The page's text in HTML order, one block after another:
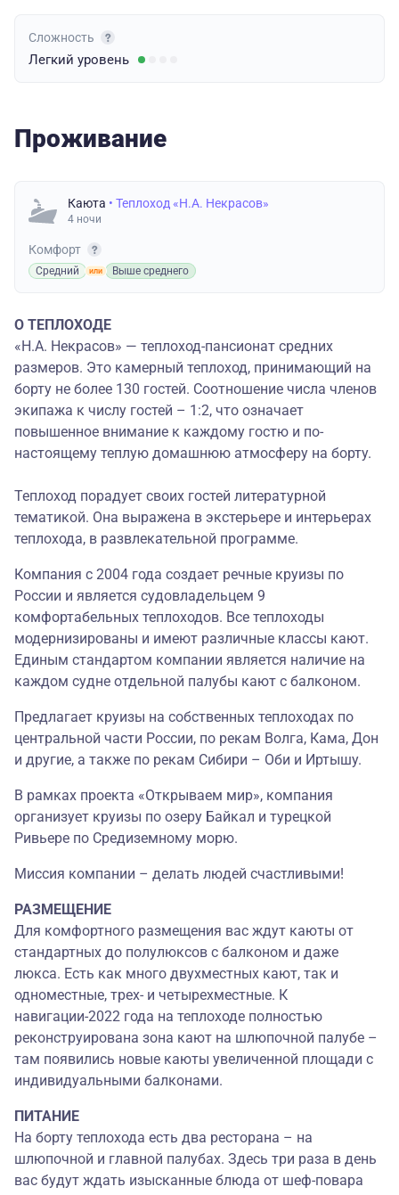
Сложность
Легкий уровень
Проживание
Каюта • Теплоход «Н.А. Некрасов»
4 ночи
Комфорт
Средний Выше среднего
О ТЕПЛОХОДЕ
«Н.А. Некрасов» — теплоход-пансионат средних
размеров. Это камерный теплоход, принимающий на
борту не более 130 гостей. Соотношение числа членов
экипажа к числу гостей – 1:2, что означает
повышенное внимание к каждому гостю и по-
настоящему теплую домашнюю атмосферу на борту.
Теплоход порадует своих гостей литературной
тематикой. Она выражена в экстерьере и интерьерах
теплохода, в развлекательной программе.
Компания с 2004 года создает речные круизы по
России и является судовладельцем 9
комфортабельных теплоходов. Все теплоходы
модернизированы и имеют различные классы кают.
Единым стандартом компании является наличие на
каждом судне отдельной палубы кают с балконом.
Предлагает круизы на собственных теплоходах по
центральной части России, по рекам Волга, Кама, Дон
и другие, а также по рекам Сибири – Оби и Иртышу.
В рамках проекта «Открываем мир», компания
организует круизы по озеру Байкал и турецкой
Ривьере по Средиземному морю.
Миссия компании – делать людей счастливыми!
РАЗМЕЩЕНИЕ
Для комфортного размещения вас ждут каюты от
стандартных до полулюксов с балконом и даже
люкса. Есть как много двухместных кают, так и
одноместные, трех- и четырехместные. К
навигации-2022 года на теплоходе полностью
реконструирована зона кают на шлюпочной палубе –
там появились новые каюты увеличенной площади с
индивидуальными балконами.
ПИТАНИЕ
На борту теплохода есть два ресторана – на
шлюпочной и главной палубах. Здесь три раза в день
вас будут ждать изысканные блюда от шеф-повара